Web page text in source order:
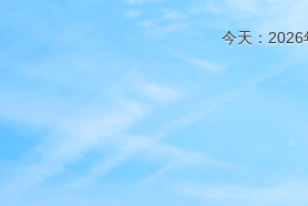
今天：2026